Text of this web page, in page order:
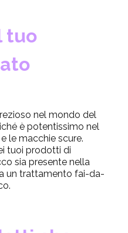
tuo
nel mondo del
è potentissimo nel
le macchie scure.
tuoi prodotti di
sia presente nella
un trattamento fai-da-